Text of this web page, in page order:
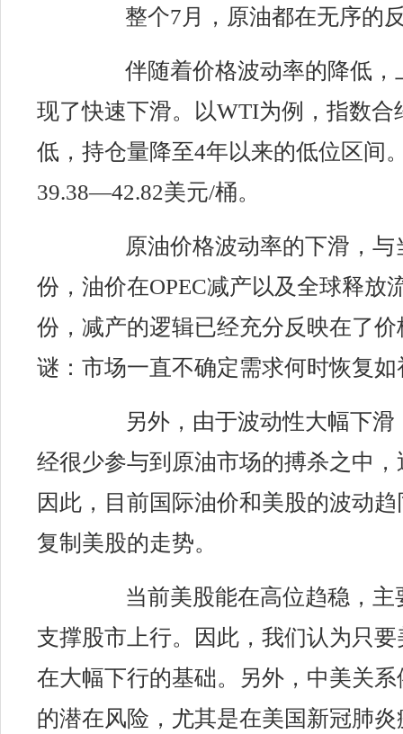
整个7月，原油都在无序的
伴随着价格波动率的降低
现了快速下滑。以WTI为例，指数
低，持仓量降至4年以来的低位区间
39.38—42.82美元/桶。
原油价格波动率的下滑，与
份，油价在OPEC减产以及全球释放
份，减产的逻辑已经充分反映在了
谜：市场一直不确定需求何时恢复
另外，由于波动性大幅下
经很少参与到原油市场的搏杀之中，
因此，目前国际油价和美股的波动
复制美股的走势。
当前美股能在高位趋稳，
支撑股市上行。因此，我们认为只
在大幅下行的基础。另外，中美关
的潜在风险，尤其是在美国新冠肺